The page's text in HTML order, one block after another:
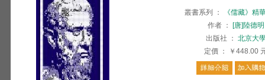
叢書系列 ：
《儒藏》精
作者 ：
[唐]陸德明
出版社
： 北京大
定價 ： ￥448.00